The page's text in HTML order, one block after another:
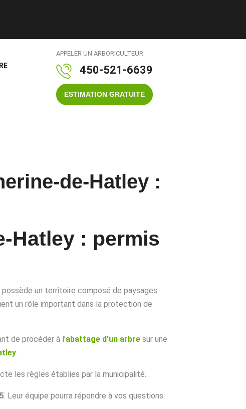
APPELER UN ARBORICULTEUR
450-521-6639
ESTIMATION GRATUITE
de-Hatley :
Hatley : permis
possède un territoire composé de paysages
un rôle important dans la protection de
de procéder à l’abattage d’un arbre sur une
les règles établies par la municipalité.
. Leur équipe pourra répondre à vos questions.